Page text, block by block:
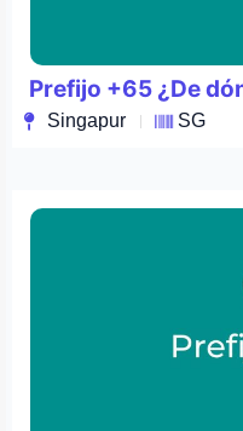
Prefijo +65 ¿De
Singapur SG